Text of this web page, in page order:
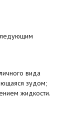
вида
зудом;
жидкости.